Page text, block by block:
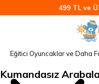
499 TL ve
Kumandasız